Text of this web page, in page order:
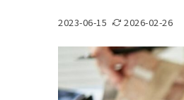
2023-06-15 2026-02-26